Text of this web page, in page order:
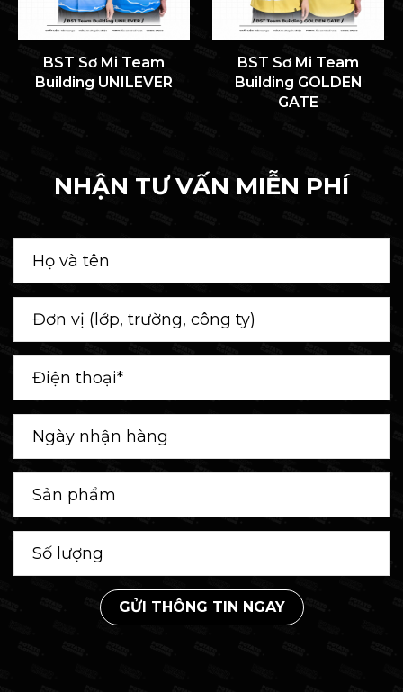
BST Sơ Mi Team
Building UNILEVER
BST Sơ Mi Team
Building GOLDEN
GATE
NHẬN TƯ VẤN MIỄN PHÍ
GỬI THÔNG TIN NGAY